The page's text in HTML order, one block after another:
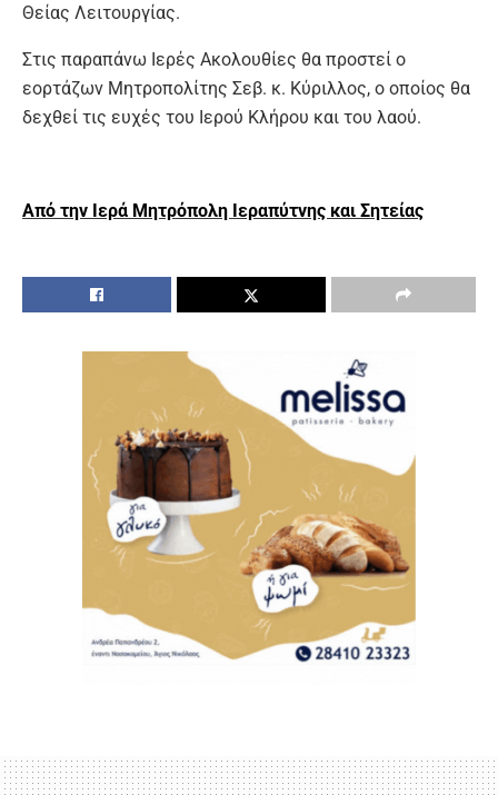
Θείας Λειτουργίας.
Στις παραπάνω Ιερές Ακολουθίες θα προστεί ο
εορτάζων Μητροπολίτης Σεβ. κ. Κύριλλος, ο οποίος θα
δεχθεί τις ευχές του Ιερού Κλήρου και του λαού.
Από την Ιερά Μητρόπολη Ιεραπύτνης και Σητείας